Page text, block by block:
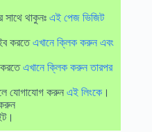
থাকুনঃ এই পেজ ভিজিট
করতেএখানে ক্লিক করুন এবং
এখানে ক্লিক করুন তারপর
যোগাযোগ করুন এই লিংকে ।